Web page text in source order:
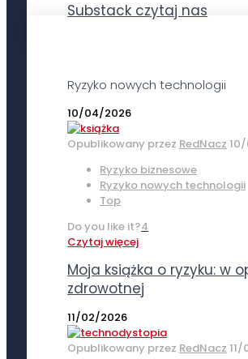
Substack czytaj nas
Ryzyko nowych technologii
10/04/2026
Opublikowany przez RedNacz
Ryzyko biznesowe
Ryzyko nowych technologii
Top
Do you like it?4
Czytaj więcej
Moja książka o ryzyku: w
zdrowotnej
11/02/2026
Opublikowany przez RedNacz